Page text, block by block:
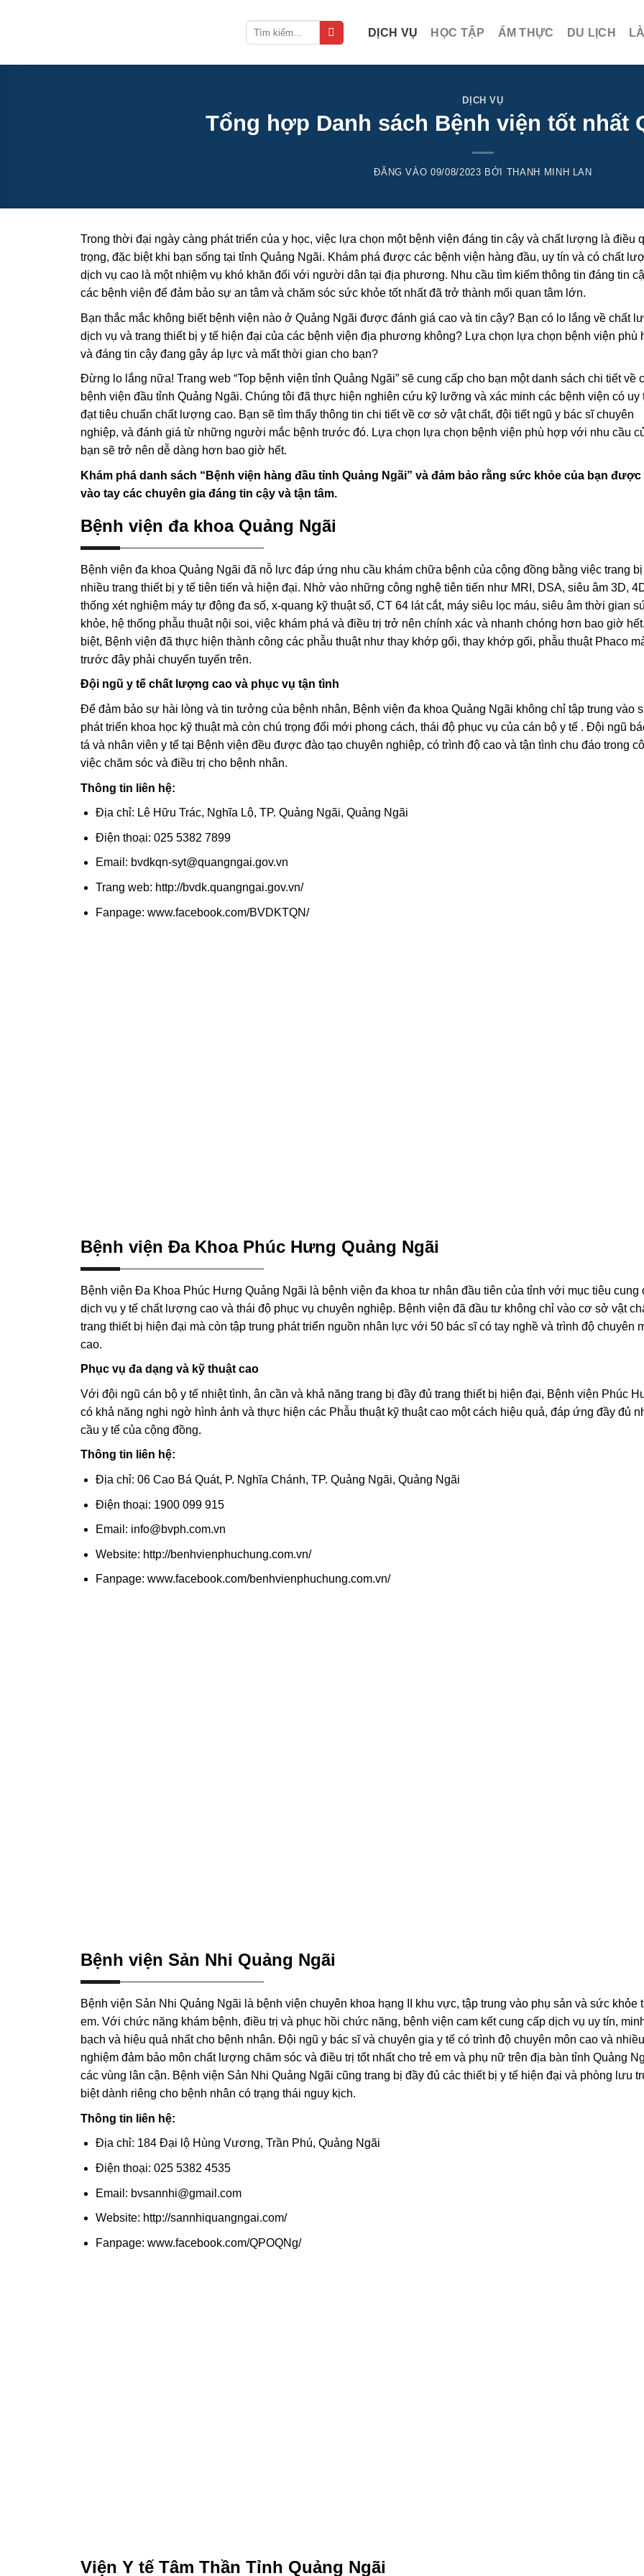
dung
DỊCH VỤ HỌC TẬP ẨM THỰC DU LỊCH
DỊCH VỤ
Tổng hợp Danh sách Bệnh viện tốt nhất
ĐĂNG VÀO09/08/2023 BỞI THANH MINH LAN
Trong thời đại ngày càng phát triển của y học, việc lựa chọn một bệnh viện đáng tin cậy và chất lượng là điều
trọng, đặc biệt khi bạn sống tại tỉnh Quảng Ngãi. Khám phá được các bệnh viện hàng đầu, uy tín và có chất
dịch vụ cao là một nhiệm vụ khó khăn đối với người dân tại địa phương. Nhu cầu tìm kiếm thông tin đáng tin
các bệnh viện để đảm bảo sự an tâm và chăm sóc sức khỏe tốt nhất đã trở thành mối quan tâm lớn.
Bạn thắc mắc không biết bệnh viện nào ở Quảng Ngãi được đánh giá cao và tin cậy? Bạn có lo lắng về chất
dịch vụ và trang thiết bị y tế hiện đại của các bệnh viện địa phương không? Lựa chọn lựa chọn bệnh viện phù
và đáng tin cậy đang gây áp lực và mất thời gian cho bạn?
Đừng lo lắng nữa! Trang web “Top bệnh viện tỉnh Quảng Ngãi” sẽ cung cấp cho bạn một danh sách chi tiết về
bệnh viện đầu tỉnh Quảng Ngãi. Chúng tôi đã thực hiện nghiên cứu kỹ lưỡng và xác minh các bệnh viện có uy
đạt tiêu chuẩn chất lượng cao. Bạn sẽ tìm thấy thông tin chi tiết về cơ sở vật chất, đội tiết ngũ y bác sĩ chuyên
nghiệp, và đánh giá từ những người mắc bệnh trước đó. Lựa chọn lựa chọn bệnh viện phù hợp với nhu cầu
bạn sẽ trở nên dễ dàng hơn bao giờ hết.
Khám phá danh sách “Bệnh viện hàng đầu tỉnh Quảng Ngãi” và đảm bảo rằng sức khỏe của bạn được
vào tay các chuyên gia đáng tin cậy và tận tâm.
Bệnh viện đa khoa Quảng Ngãi
Bệnh viện đa khoa Quảng Ngãi đã nỗ lực đáp ứng nhu cầu khám chữa bệnh của cộng đồng bằng việc trang bị
nhiều trang thiết bị y tế tiên tiến và hiện đại. Nhờ vào những công nghệ tiên tiến như MRI, DSA, siêu âm 3D,
thống xét nghiệm máy tự động đa số, x-quang kỹ thuật số, CT 64 lát cắt, máy siêu lọc máu, siêu âm thời gian
khỏe, hệ thống phẫu thuật nội soi, việc khám phá và điều trị trở nên chính xác và nhanh chóng hơn bao giờ
biệt, Bệnh viện đã thực hiện thành công các phẫu thuật như thay khớp gối, thay khớp gối, phẫu thuật Phaco
trước đây phải chuyển tuyến trên.
Đội ngũ y tế chất lượng cao và phục vụ tận tình
Để đảm bảo sự hài lòng và tin tưởng của bệnh nhân, Bệnh viện đa khoa Quảng Ngãi không chỉ tập trung vào
phát triển khoa học kỹ thuật mà còn chú trọng đổi mới phong cách, thái độ phục vụ của cán bộ y tế . Đội ngũ
tá và nhân viên y tế tại Bệnh viện đều được đào tạo chuyên nghiệp, có trình độ cao và tận tình chu đáo trong
việc chăm sóc và điều trị cho bệnh nhân.
Thông tin liên hệ:
Địa chỉ: Lê Hữu Trác, Nghĩa Lộ, TP. Quảng Ngãi, Quảng Ngãi
Điện thoại: 025 5382 7899
Email: bvdkqn-syt@quangngai.gov.vn
Trang web: http://bvdk.quangngai.gov.vn/
Fanpage: www.facebook.com/BVDKTQN/
Bệnh viện Đa Khoa Phúc Hưng Quảng Ngãi
Bệnh viện Đa Khoa Phúc Hưng Quảng Ngãi là bệnh viện đa khoa tư nhân đầu tiên của tỉnh với mục tiêu cung
dịch vụ y tế chất lượng cao và thái độ phục vụ chuyên nghiệp. Bệnh viện đã đầu tư không chỉ vào cơ sở vật
trang thiết bị hiện đại mà còn tập trung phát triển nguồn nhân lực với 50 bác sĩ có tay nghề và trình độ chuyên
cao.
Phục vụ đa dạng và kỹ thuật cao
Với đội ngũ cán bộ y tế nhiệt tình, ân cần và khả năng trang bị đầy đủ trang thiết bị hiện đại, Bệnh viện Phúc
có khả năng nghi ngờ hình ảnh và thực hiện các Phẫu thuật kỹ thuật cao một cách hiệu quả, đáp ứng đầy đủ
cầu y tế của cộng đồng.
Thông tin liên hệ:
Địa chỉ: 06 Cao Bá Quát, P. Nghĩa Chánh, TP. Quảng Ngãi, Quảng Ngãi
Điện thoại: 1900 099 915
Email: info@bvph.com.vn
Website: http://benhvienphuchung.com.vn/
Fanpage: www.facebook.com/benhvienphuchung.com.vn/
Bệnh viện Sản Nhi Quảng Ngãi
Bệnh viện Sản Nhi Quảng Ngãi là bệnh viện chuyên khoa hạng II khu vực, tập trung vào phụ sản và sức khỏe
em. Với chức năng khám bệnh, điều trị và phục hồi chức năng, bệnh viện cam kết cung cấp dịch vụ uy tín,
bạch và hiệu quả nhất cho bệnh nhân. Đội ngũ y bác sĩ và chuyên gia y tế có trình độ chuyên môn cao và
nghiệm đảm bảo môn chất lượng chăm sóc và điều trị tốt nhất cho trẻ em và phụ nữ trên địa bàn tỉnh Quảng
các vùng lân cận. Bệnh viện Sản Nhi Quảng Ngãi cũng trang bị đầy đủ các thiết bị y tế hiện đại và phòng lưu
biệt dành riêng cho bệnh nhân có trạng thái nguy kịch.
Thông tin liên hệ:
Địa chỉ: 184 Đại lộ Hùng Vương, Trần Phú, Quảng Ngãi
Điện thoại: 025 5382 4535
Email: bvsannhi@gmail.com
Website: http://sannhiquangngai.com/
Fanpage: www.facebook.com/QPOQNg/
Viện Y tế Tâm Thần Tỉnh Quảng Ngãi